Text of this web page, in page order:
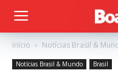
Início Notícias Brasil &
Notícias Brasil & Mundo Brasil